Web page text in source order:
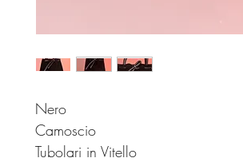
Nero
Camoscio
Tubolari in Vitello